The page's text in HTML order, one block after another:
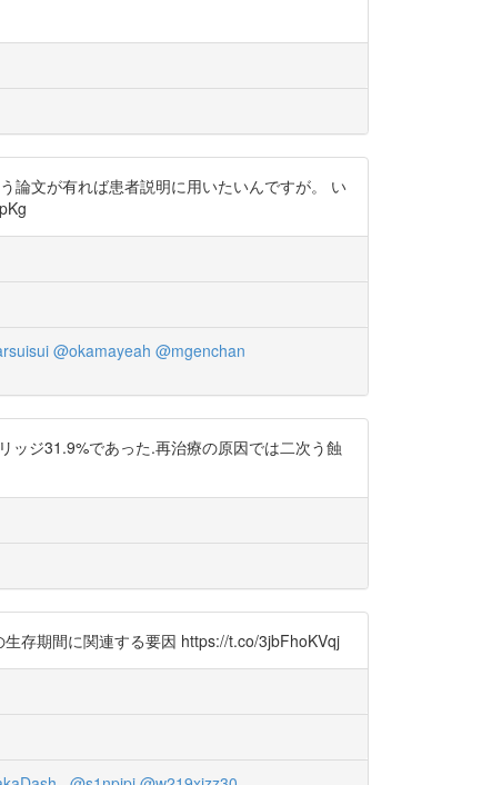
文が有れば患者説明に用いたいんですが。 い
@okamayeah @mgenchan
ッジ31.9%であった.再治療の原因では二次う蝕
存期間に関連する要因 https://t.co/3jbFhoKVqj